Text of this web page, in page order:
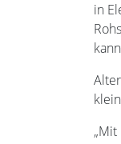
in